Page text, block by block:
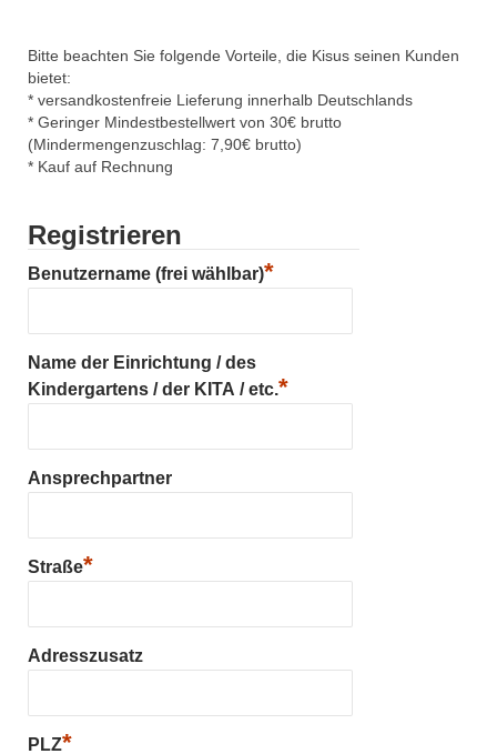
Bitte beachten Sie folgende Vorteile, die Kisus seinen Kunden
bietet:
* versandkostenfreie Lieferung innerhalb Deutschlands
* Geringer Mindestbestellwert von 30€ brutto
(Mindermengenzuschlag: 7,90€ brutto)
* Kauf auf Rechnung
Registrieren
Benutzername (frei wählbar)*
Name der Einrichtung / des
Kindergartens / der KITA / etc.*
Ansprechpartner
Straße*
Adresszusatz
PLZ*